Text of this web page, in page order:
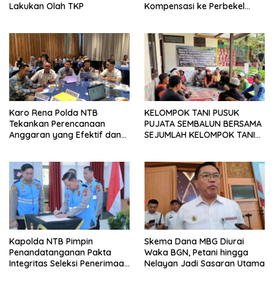
Lakukan Olah TKP
Kompensasi ke Perbekel
Karo Rena Polda NTB
Tekankan Perencanaan
Anggaran yang Efektif dan
KELOMPOK TANI PUSUK
PUJATA SEMBALUN BERSAMA
SEJUMLAH KELOMPOK TANI
MENDUKUNG SERTA
MENYUKSESKAN PROGRAM
PEMERINTAH DI SEKTOR
HORTIKULTURA, KHUSUSNYA
PROGRAM BANTUAN BENIH
BAWANG PUTIH DARI APBN
Kapolda NTB Pimpin
Penandatanganan Pakta
Integritas Seleksi Penerimaan
Skema Dana MBG Diurai
Waka BGN, Petani hingga
Nelayan Jadi Sasaran Utama